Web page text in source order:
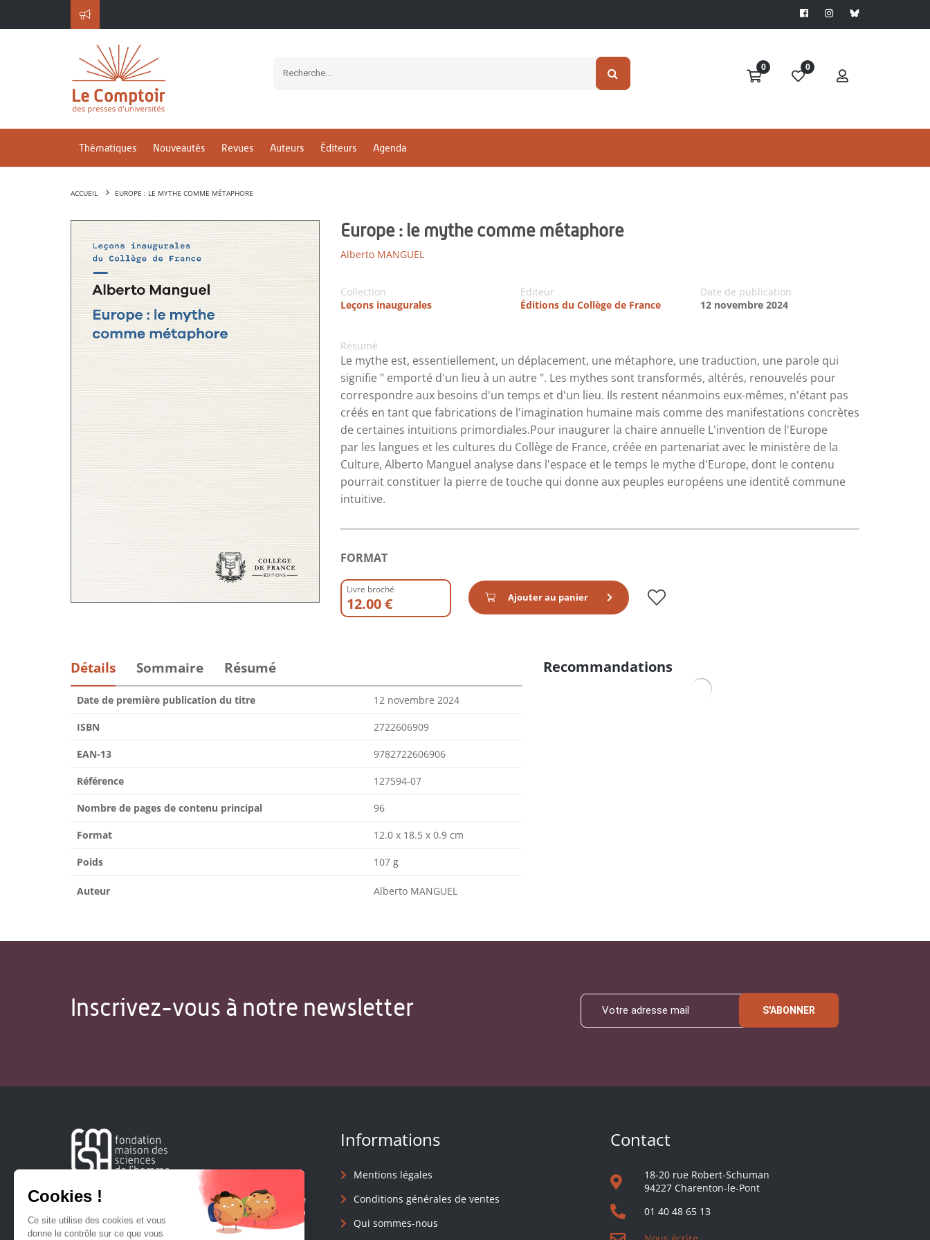
0 0
Thématiques Nouveautés Revues Auteurs Éditeurs Agenda
ACCUEIL EUROPE : LE MYTHE COMME MÉTAPHORE
Europe : le mythe comme métaphore
Alberto MANGUEL
Collection
Leçons inaugurales
Editeur
Éditions du Collège de France
Date de publication
12 novembre 2024
Résumé
Le mythe est, essentiellement, un déplacement, une métaphore, une traduction, une parole qui
signifie " emporté d'un lieu à un autre ". Les mythes sont transformés, altérés, renouvelés pour
correspondre aux besoins d'un temps et d'un lieu. Ils restent néanmoins eux-mêmes, n'étant pas
créés en tant que fabrications de l'imagination humaine mais comme des manifestations concrètes
de certaines intuitions primordiales.Pour inaugurer la chaire annuelle L'invention de l'Europe
par les langues et les cultures du Collège de France, créée en partenariat avec le ministère de la
Culture, Alberto Manguel analyse dans l'espace et le temps le mythe d'Europe, dont le contenu
pourrait constituer la pierre de touche qui donne aux peuples européens une identité commune
intuitive.
FORMAT
Livre broché
12.00 € Ajouter au panier
Détails Sommaire Résumé
Date de première publication du titre 12 novembre 2024
ISBN 2722606909
EAN-13 9782722606906
Référence 127594-07
Nombre de pages de contenu principal 96
Format 12.0 x 18.5 x 0.9 cm
Poids 107 g
Auteur Alberto MANGUEL
Recommandations
Inscrivez-vous à notre newsletter S'ABONNER
Créée en 1963, la Fondation Maison Sciences de l'Homme
soutient la recherche et la diffusion des connaissances en
sciences humaines et sociales.
Informations
Mentions légales
Conditions générales de ventes
Qui sommes-nous
Contact
18-20 rue Robert-Schuman
94227 Charenton-le-Pont
01 40 48 65 13